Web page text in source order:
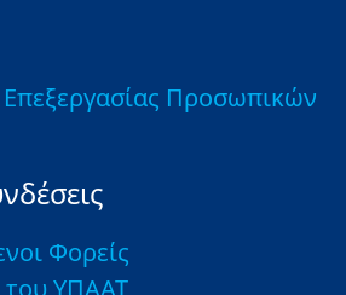
Προσωπικών
Φορείς
του ΥΠΑΑΤ